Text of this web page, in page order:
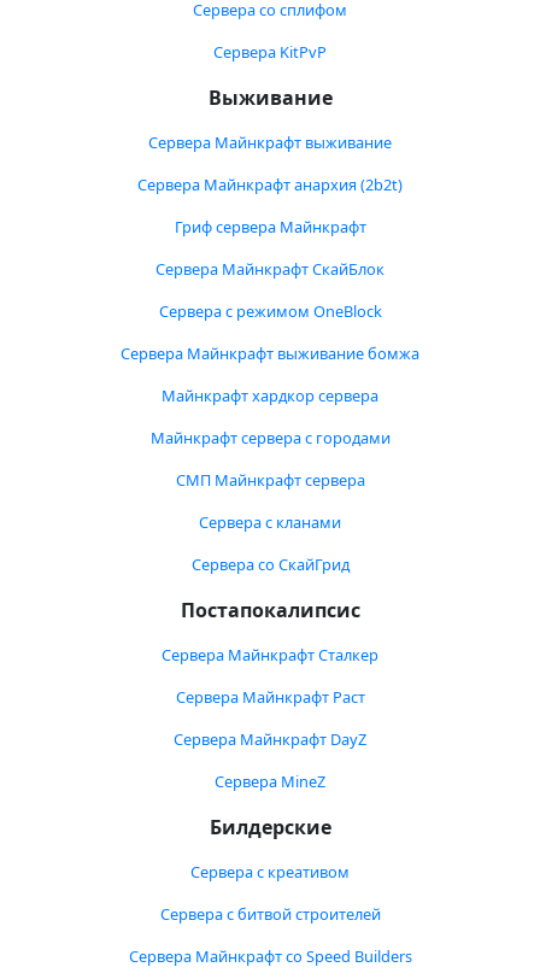
Сервера со сплифом
Сервера KitPvP
Выживание
Сервера Майнкрафт выживание
Сервера Майнкрафт анархия (2b2t)
Гриф сервера Майнкрафт
Сервера Майнкрафт СкайБлок
Сервера с режимом OneBlock
Сервера Майнкрафт выживание бомжа
Майнкрафт хардкор сервера
Майнкрафт сервера с городами
СМП Майнкрафт сервера
Сервера с кланами
Сервера со СкайГрид
Постапокалипсис
Сервера Майнкрафт Сталкер
Сервера Майнкрафт Раст
Сервера Майнкрафт DayZ
Сервера MineZ
Билдерские
Сервера с креативом
Сервера с битвой строителей
Сервера Майнкрафт со Speed Builders